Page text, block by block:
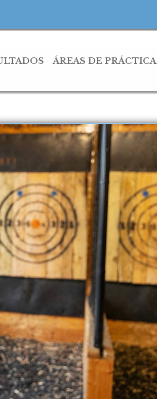
ÁREAS DE PRÁCTICA